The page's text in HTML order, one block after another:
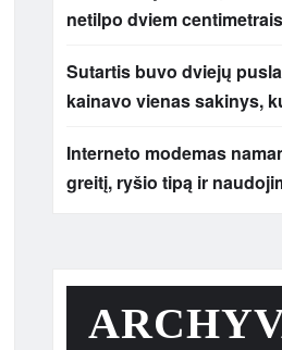
netilpo dviem centimetrais
Sutartis buvo dviejų
kainavo vienas sakinys,
Interneto modemas
greitį, ryšio tipą ir